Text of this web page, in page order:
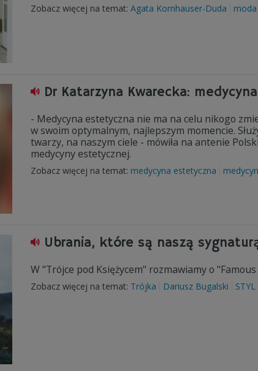
Zobacz więcej na temat: Agata Kornhauser-Duda moda
Dr Katarzyna Kwarecka:
- Medycyna estetyczna nie ma na celu nikogo
w swoim optymalnym, najlepszym momencie.
twarzy, na naszym ciele - mówiła na antenie
medycyny estetycznej.
Zobacz więcej na temat: medycyna estetyczna
Ubrania, które są naszą
W "Trójce pod Księżycem" rozmawiamy o
Zobacz więcej na temat: Trójka Dariusz Bugalski STYL